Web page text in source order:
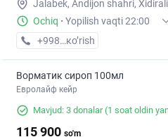
Jalabek, Andijon shahri,
Ochiq · Yopilish vaqti 22:00
+998 (90) XXX-XX-XX
кo’rish
Ворматик сироп 100мл
Евролайф кейр
Mavjud: 3 donalar(1 soat oldin
115 900 so'm